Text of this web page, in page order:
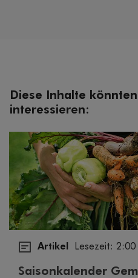
Diese Inhalte
interessieren:
Artikel Lesezeit: 2:00
Saisonkalender